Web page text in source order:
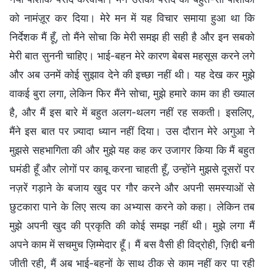
को नामंज़ूर कर दिया। मेरे मन में यह विचार समाया हुआ था कि
निर्देशक मैं हूँ, तो मैंने सोचा कि मेरी समझ ही सही है और इन सबको
मेरी बात सुननी चाहिए। भाई-बहन मेरे कारण बेबस महसूस करने लगे
और अब उनमें कोई सुझाव देने की इच्छा नहीं थी। यह देख कर मुझे
वाकई बुरा लगा, लेकिन फिर मैंने सोचा, मुझे हमारे काम का ही ख्याल
है, और मैं इस बारे में बहुत अलग-थलग नहीं रह सकती। इसलिए,
मैंने इस बात पर ज़्यादा ध्यान नहीं दिया। उस दौरान मेरे अगुआ ने
मुझसे सहभागिता की और मुझे यह कह कर उजागर किया कि मैं बहुत
घमंडी हूँ और लोगों पर काबू करना चाहती हूँ, उन्होंने मुझसे दूसरों पर
नज़रें गड़ाने के बजाय खुद पर गौर करने और अपनी समस्याओं से
छुटकारा पाने के लिए सत्य का अभ्यास करने को कहा। लेकिन तब
मुझे अपनी खुद की प्रकृति की कोई समझ नहीं थी। मुझे लगा मैं
अपने काम में सचमुच ज़िम्मेदार हूँ। मैं बस वैसी ही विद्रोही, ज़िद्दी बनी
जीती रही, मैं अब भाई-बहनों के साथ ठीक से काम नहीं कर पा रही